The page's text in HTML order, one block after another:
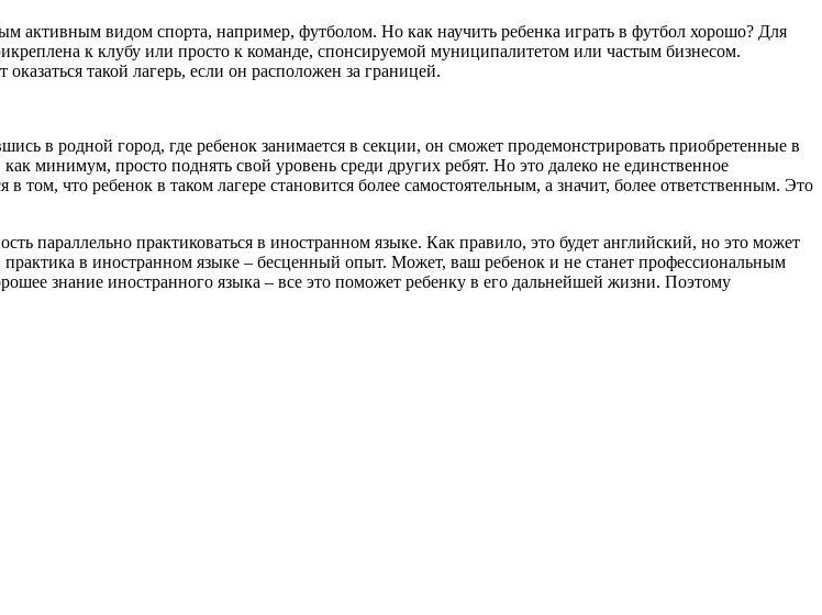
активным видом спорта, например, футболом. Но как научить ребенка играть в футбол хорошо? Для
к клубу или просто к команде, спонсируемой муниципалитетом или частым бизнесом.
такой лагерь, если он расположен за границей.
в родной город, где ребенок занимается в секции, он сможет продемонстрировать приобретенные в
минимум, просто поднять свой уровень среди других ребят. Но это далеко не единственное
что ребенок в таком лагере становится более самостоятельным, а значит, более ответственным. Это
практиковаться в иностранном языке. Как правило, это будет английский, но это может
в иностранном языке – бесценный опыт. Может, ваш ребенок и не станет профессиональным
знание иностранного языка – все это поможет ребенку в его дальнейшей жизни. Поэтому